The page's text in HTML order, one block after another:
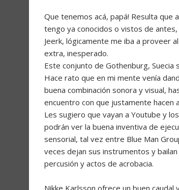
Que tenemos acá, papá! Resulta que
tengo ya conocidos o vistos de antes,
Jeerk, lógicamente me iba a proveer
extra, inesperado.
Este conjunto de Gothenburg, Suecia
Hace rato que en mi mente venía
buena combinación sonora y visual,
encuentro con que justamente hacen
Les sugiero que vayan a Youtube y
podrán ver la buena inventiva de
sensorial, tal vez entre Blue Man
veces dejan sus instrumentos y
percusión y actos de acrobacia.